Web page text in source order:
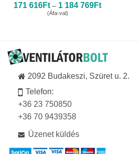
171 616Ft – 1 184 769FtÁrtartomány:
(Áfa-val)
2092 Budakeszi, Szüret u. 2.
Telefon:
+36 23 750850
+36 70 9439358
Üzenet küldés